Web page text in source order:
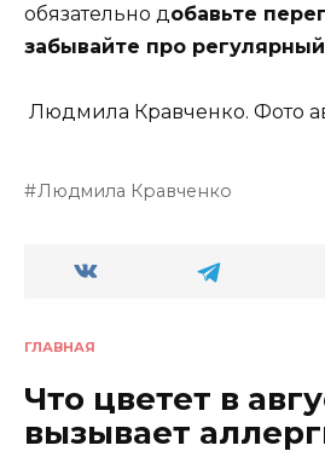
обязательно д обавьте
забывайте про
Людмила Кравченко. Фото
Людмила Кравченко
ГЛАВНАЯ
Что цветет в
вызывает